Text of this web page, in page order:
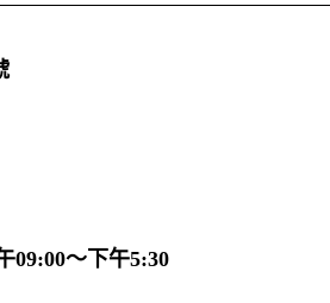
09:00〜下午5:30